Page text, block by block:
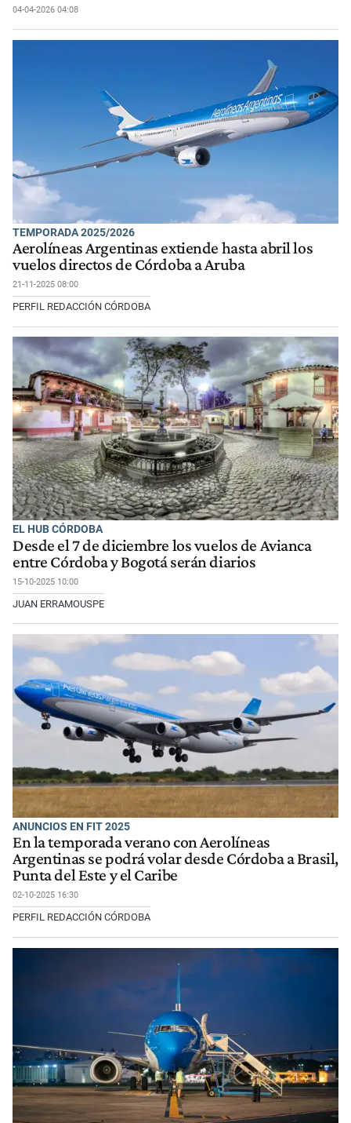
04-04-2026 04:08
TEMPORADA 2025/2026
Aerolíneas Argentinas extiende hasta abril los
vuelos directos de Córdoba a Aruba
21-11-2025 08:00
PERFIL REDACCIÓN CÓRDOBA
EL HUB CÓRDOBA
Desde el 7 de diciembre los vuelos de Avianca
entre Córdoba y Bogotá serán diarios
15-10-2025 10:00
JUAN ERRAMOUSPE
ANUNCIOS EN FIT 2025
En la temporada verano con Aerolíneas
Argentinas se podrá volar desde Córdoba a Brasil,
Punta del Este y el Caribe
02-10-2025 16:30
PERFIL REDACCIÓN CÓRDOBA